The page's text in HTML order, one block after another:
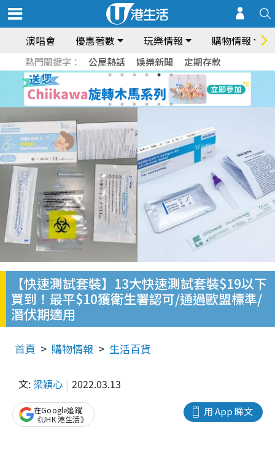
演唱會 優惠著數 玩樂情報 購物情報
熱門關鍵字： 公屋熱話 娛樂新聞 定期存款
【快速測試套裝】13大快速測試套裝$19以下
買到！最平$10獲衛生署認可/通過歐盟標準/
潛伏期適用
首頁 購物情報 生活百貨
文: 梁穎心 2022.03.13
用 App 睇文
在Google追蹤
《UHK 港生活》